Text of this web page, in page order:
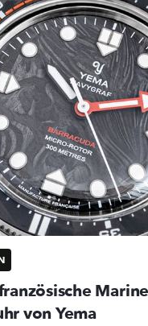
von Yema